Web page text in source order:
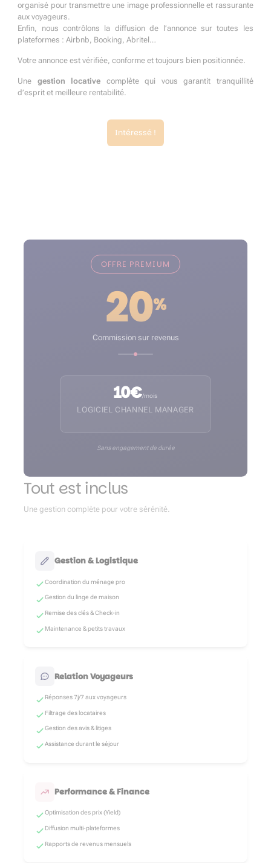
organisé pour transmettre une image professionnelle et rassurante
aux voyageurs.
Enfin, nous contrôlons la diffusion de l’annonce sur toutes les
plateformes : Airbnb, Booking, Abritel…
Votre annonce est vérifiée, conforme et toujours bien positionnée.
Une gestion locative complète qui vous garantit tranquillité
d’esprit et meilleure rentabilité.
Intéressé !
OFFRE PREMIUM
20%
Commission sur revenus
10€/mois
LOGICIEL CHANNEL MANAGER
Sans engagement de durée
Tout est inclus
Une gestion complète pour votre sérénité.
Gestion & Logistique
Coordination du ménage pro
Gestion du linge de maison
Remise des clés & Check-in
Maintenance & petits travaux
Relation Voyageurs
Réponses 7j/7 aux voyageurs
Filtrage des locataires
Gestion des avis & litiges
Assistance durant le séjour
Performance & Finance
Optimisation des prix (Yield)
Diffusion multi-plateformes
Rapports de revenus mensuels